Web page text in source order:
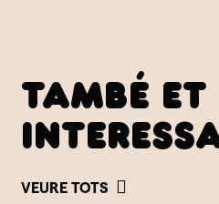
TAMBÉ ET
VEURE TOTS